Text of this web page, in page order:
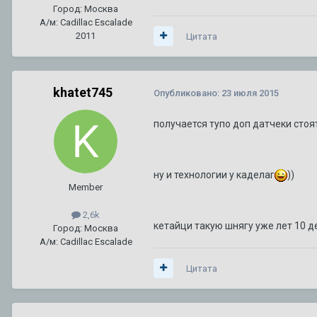
Город: Москва
А/м: Cadillac Escalade
2011
Цитата
khatet745
Member
2,6k
Город: Москва
А/м: Cadillac Escalade
Опубликовано: 23 июля 2015
получается тупо доп датчеки
ну и технологии у каделаг ))
кетайци такую шнягу уже лет 10
Цитата